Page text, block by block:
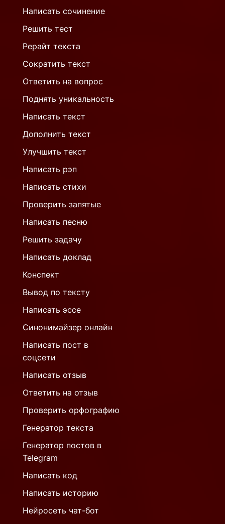
Написать сочинение
Решить тест
Рерайт текста
Сократить текст
Ответить на вопрос
Поднять уникальность
Написать текст
Дополнить текст
Улучшить текст
Написать рэп
Написать стихи
Проверить запятые
Написать песню
Решить задачу
Написать доклад
Конспект
Вывод по тексту
Написать эссе
Синонимайзер онлайн
Написать пост в
соцсети
Написать отзыв
Ответить на отзыв
Проверить орфографию
Генератор текста
Генератор постов в
Telegram
Написать код
Написать историю
Нейросеть чат-бот